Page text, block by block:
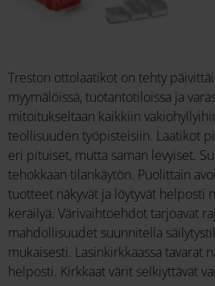
Treston ottolaatikot on tehty
myymälöissä, tuotantotiloissa ja
mitoitukseltaan kaikkiin
teollisuuden työpisteisiin. Laatikot
eri pituiset, mutta saman levyiset.
tehokkaan tilankäytön. Puolittain
tuotteet näkyvät ja löytyvät helposti
keräilyä. Värivaihtoehdot tarjoavat
mahdollisuudet suunnitella
mukaisesti. Lasinkirkkaassa tavarat
helposti. Kirkkaat värit selkiyttävät